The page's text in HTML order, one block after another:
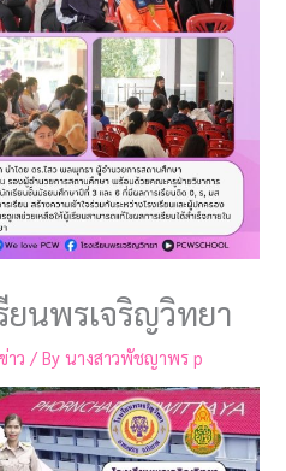
ยนพรเจริญวิทยา
าว / Byนางสาวพัชญาพร p